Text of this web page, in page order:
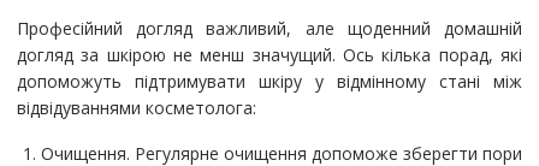
Професійний догляд важливий, але щоденний домашній
догляд за шкірою не менш значущий. Ось кілька порад, які
допоможуть підтримувати шкіру у відмінному стані між
відвідуваннями косметолога:
Очищення. Регулярне очищення допоможе зберегти пори